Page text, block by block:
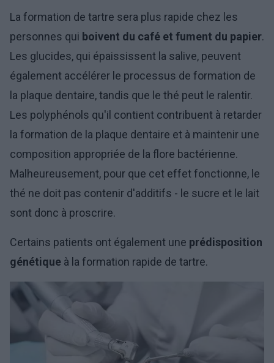
La formation de tartre sera plus rapide chez les
personnes qui boivent du café et fument du papier.
Les glucides, qui épaississent la salive, peuvent
également accélérer le processus de formation de
la plaque dentaire, tandis que le thé peut le ralentir.
Les polyphénols qu'il contient contribuent à retarder
la formation de la plaque dentaire et à maintenir une
composition appropriée de la flore bactérienne.
Malheureusement, pour que cet effet fonctionne, le
thé ne doit pas contenir d'additifs - le sucre et le lait
sont donc à proscrire.
Certains patients ont également une prédisposition
génétique à la formation rapide de tartre.